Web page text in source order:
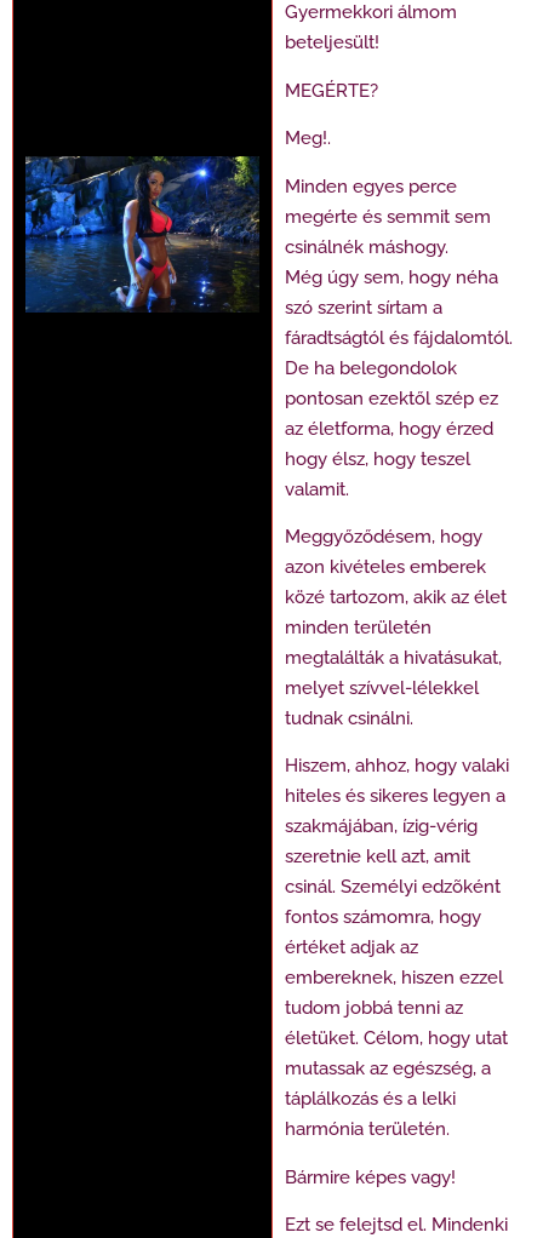
Gyermekkori álmom
beteljesült!
MEGÉRTE?
Meg!.
Minden egyes perce
megérte és semmit sem
csinálnék máshogy.
Még úgy sem, hogy néha
szó szerint sírtam a
fáradtságtól és fájdalomtól.
De ha belegondolok
pontosan ezektől szép ez
az életforma, hogy érzed
hogy élsz, hogy teszel
valamit.
Meggyőződésem, hogy
azon kivételes emberek
közé tartozom, akik az élet
minden területén
megtalálták a hivatásukat,
melyet szívvel-lélekkel
tudnak csinálni.
Hiszem, ahhoz, hogy valaki
hiteles és sikeres legyen a
szakmájában, ízig-vérig
szeretnie kell azt, amit
csinál. Személyi edzõként
fontos számomra, hogy
értéket adjak az
embereknek, hiszen ezzel
tudom jobbá tenni az
életüket. Célom, hogy utat
mutassak az egészség, a
táplálkozás és a lelki
harmónia területén.
Bármire képes vagy!
Ezt se felejtsd el. Mindenki